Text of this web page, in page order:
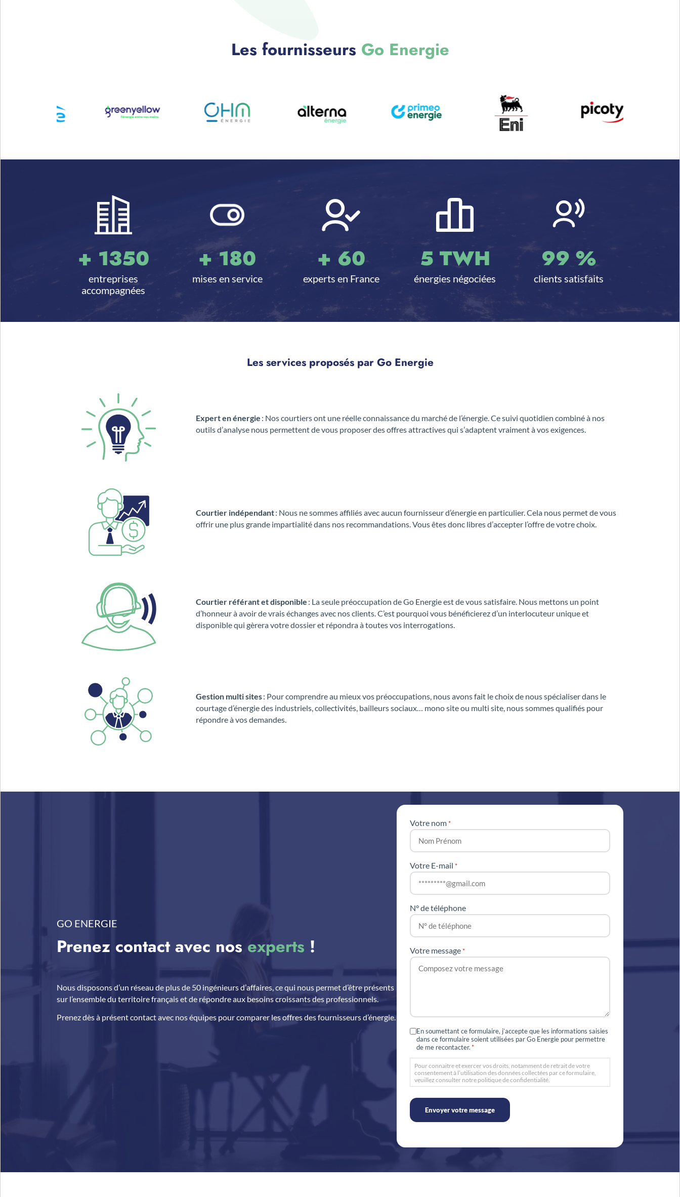
Les fournisseurs Go Energie
+ 1350
entreprises
accompagnées
+180
mises en service
+ 60
experts en France
5 TWH
énergies négociées
99 %
clients satisfaits
Les services proposés par Go Energie
Expert en énergie : Nos courtiers ont une réelle connaissance du marché de l’énergie. Ce suivi quotidien combiné à nos
outils d’analyse nous permettent de vous proposer des offres attractives qui s’adaptent vraiment à vos exigences.
Courtier indépendant: Nous ne sommes affiliés avec aucun fournisseur d’énergie en particulier. Cela nous permet de vous
offrir une plus grande impartialité dans nos recommandations. Vous êtes donc libres d’accepter l’offre de votre choix.
Courtier référant et disponible : La seule préoccupation de Go Energie est de vous satisfaire. Nous mettons un point
d’honneur à avoir de vrais échanges avec nos clients. C’est pourquoi vous bénéficierez d’un interlocuteur unique et
disponible qui gèrera votre dossier et répondra à toutes vos interrogations.
Gestion multi sites: Pour comprendre au mieux vos préoccupations, nous avons fait le choix de nous spécialiser dans le
courtage d’énergie des industriels, collectivités, bailleurs sociaux… mono site ou multi site, nous sommes qualifiés pour
répondre à vos demandes.
GO ENERGIE
Prenez contact avec nos experts !
Nous disposons d’un réseau de plus de 50 ingénieurs d’affaires, ce qui nous permet d’être présents
sur l’ensemble du territoire français et de répondre aux besoins croissants des professionnels.
Prenez dès à présent contact avec nos équipes pour comparer les offres des fournisseurs d’énergie.
Votre nom *
Votre E-mail *
N° de téléphone
Votre message *
R
D
En soumettant ce formulaire, j’accepte que les informations saisies
dans ce formulaire soient utilisées par Go Energie pour permettre
de me recontacter.*
Pour connaitre et exercer vos droits, notamment de retrait de votre
consentement à l’utilisation des données collectées par ce formulaire,
veuillez consulter notre politique de confidentialité.